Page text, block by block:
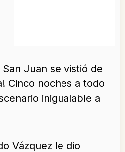
San Juan se vistió de
Cinco noches a todo
inigualable a
Vázquez le dio